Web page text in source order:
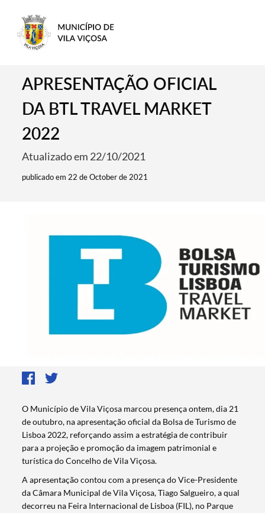
APRESENTAÇÃO OFICIAL
DA BTL TRAVEL MARKET
2022
Atualizado em 22/10/2021
publicado em 22 de October de 2021
O Município de Vila Viçosa marcou presença ontem, dia 21
de outubro, na apresentação oficial da Bolsa de Turismo de
Lisboa 2022, reforçando assim a estratégia de contribuir
para a projeção e promoção da imagem patrimonial e
turística do Concelho de Vila Viçosa.
A apresentação contou com a presença do Vice-Presidente
da Câmara Municipal de Vila Viçosa, Tiago Salgueiro, a qual
decorreu na Feira Internacional de Lisboa (FIL), no Parque